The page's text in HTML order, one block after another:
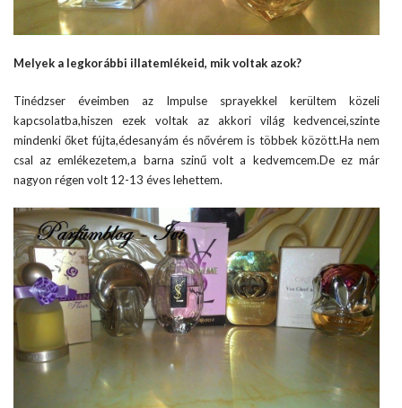
Melyek a legkorábbi illatemlékeid, mik voltak azok?
Tinédzser éveimben az Impulse sprayekkel kerültem közeli
kapcsolatba,hiszen ezek voltak az akkori világ kedvencei,szinte
mindenki őket fújta,édesanyám és nővérem is többek között.Ha nem
csal az emlékezetem,a barna szinű volt a kedvemcem.De ez már
nagyon régen volt 12-13 éves lehettem.